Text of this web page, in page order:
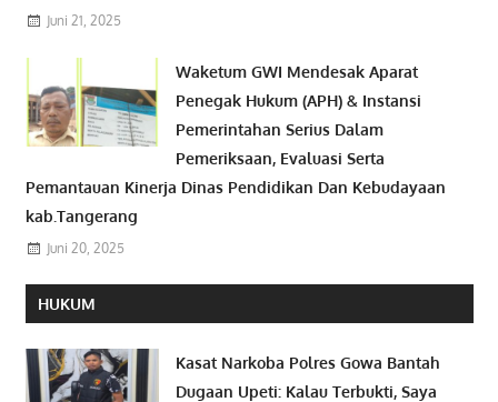
Juni 21, 2025
Waketum GWI Mendesak Aparat
Penegak Hukum (APH) & Instansi
Pemerintahan Serius Dalam
Pemeriksaan, Evaluasi Serta
Pemantauan Kinerja Dinas Pendidikan Dan Kebudayaan
kab.Tangerang
Juni 20, 2025
HUKUM
Kasat Narkoba Polres Gowa Bantah
Dugaan Upeti: Kalau Terbukti, Saya